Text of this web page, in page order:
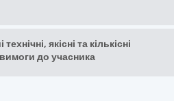
якісні та кількісні
до учасника